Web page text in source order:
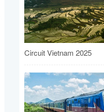
Circuit Vietnam 2025